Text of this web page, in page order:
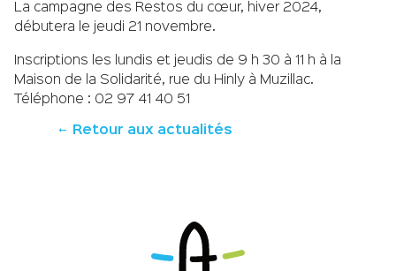
La campagne des Restos du cœur, hiver 2024,
débutera le jeudi 21 novembre.
Inscriptions les lundis et jeudis de 9 h 30 à 11 h à la
Maison de la Solidarité, rue du Hinly à Muzillac.
Téléphone : 02 97 41 40 51
Retour aux actualités